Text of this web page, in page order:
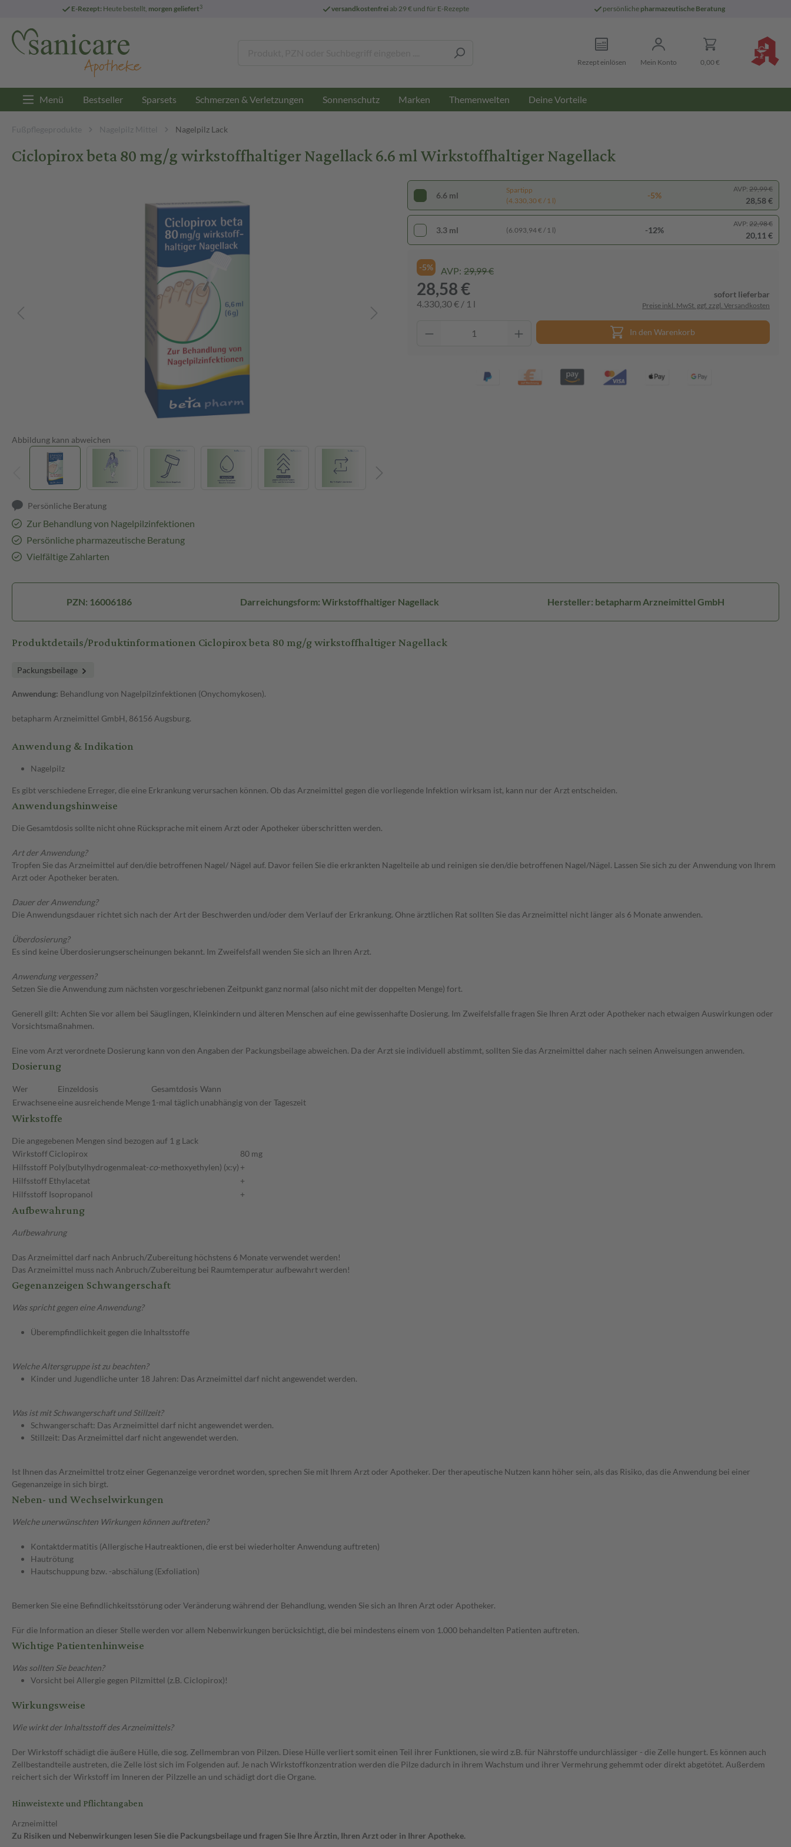
E-Rezept: Heute bestellt, morgen geliefert3 versandkostenfreiab 29 € und für E-Rezepte persönliche pharmazeutische Beratung
Rezept einlösen Mein Konto 0,00 €
Menü Bestseller Sparsets Schmerzen & Verletzungen Sonnenschutz Marken Themenwelten Deine Vorteile
Fußpflegeprodukte Nagelpilz Mittel Nagelpilz Lack
Ciclopirox beta 80 mg/g wirkstoffhaltiger Nagellack 6.6 ml Wirkstoffhaltiger Nagellack
Abbildung kann abweichen
Persönliche Beratung
Zur Behandlung von Nagelpilzinfektionen
Persönliche pharmazeutische Beratung
Vielfältige Zahlarten
6.6 ml
Spartipp
(4.330,30 € / 1 l)
-5%
AVP: 29,99 €
28,58 €
3.3 ml (6.093,94 € / 1 l) -12%
AVP: 22,98 €
20,11 €
-5% AVP: 29,99 €
28,58 €
4.330,30 € / 1 l
sofort lieferbar
Preise inkl. MwSt. ggf. zzgl. Versandkosten
In den Warenkorb
PZN: 16006186 Darreichungsform: Wirkstoffhaltiger Nagellack Hersteller: betapharm Arzneimittel GmbH
Produktdetails/Produktinformationen Ciclopirox beta 80 mg/g wirkstoffhaltiger Nagellack
Packungsbeilage
Anwendung: Behandlung von Nagelpilzinfektionen (Onychomykosen).
betapharm Arzneimittel GmbH, 86156 Augsburg.
Anwendung & Indikation
Nagelpilz
Es gibt verschiedene Erreger, die eine Erkrankung verursachen können. Ob das Arzneimittel gegen die vorliegende Infektion wirksam ist, kann nur der Arzt entscheiden.
Anwendungshinweise
Die Gesamtdosis sollte nicht ohne Rücksprache mit einem Arzt oder Apotheker überschritten werden.
Art der Anwendung?
Tropfen Sie das Arzneimittel auf den/die betroffenen Nagel/ Nägel auf. Davor feilen Sie die erkrankten Nagelteile ab und reinigen sie den/die betroffenen Nagel/Nägel. Lassen Sie sich zu der Anwendung von Ihrem
Arzt oder Apotheker beraten.
Dauer der Anwendung?
Die Anwendungsdauer richtet sich nach der Art der Beschwerden und/oder dem Verlauf der Erkrankung. Ohne ärztlichen Rat sollten Sie das Arzneimittel nicht länger als 6 Monate anwenden.
Überdosierung?
Es sind keine Überdosierungserscheinungen bekannt. Im Zweifelsfall wenden Sie sich an Ihren Arzt.
Anwendung vergessen?
Setzen Sie die Anwendung zum nächsten vorgeschriebenen Zeitpunkt ganz normal (also nicht mit der doppelten Menge) fort.
Generell gilt: Achten Sie vor allem bei Säuglingen, Kleinkindern und älteren Menschen auf eine gewissenhafte Dosierung. Im Zweifelsfalle fragen Sie Ihren Arzt oder Apotheker nach etwaigen Auswirkungen oder
Vorsichtsmaßnahmen.
Eine vom Arzt verordnete Dosierung kann von den Angaben der Packungsbeilage abweichen. Da der Arzt sie individuell abstimmt, sollten Sie das Arzneimittel daher nach seinen Anweisungen anwenden.
Dosierung
Wer Einzeldosis Gesamtdosis Wann
Erwachseneeine ausreichende Menge 1-mal täglich unabhängig von der Tageszeit
Wirkstoffe
Die angegebenen Mengen sind bezogen auf 1 g Lack
WirkstoffCiclopirox
80 mg
Hilfsstoff Poly(butylhydrogenmaleat-co-methoxyethylen) (x:y) +
Hilfsstoff Ethylacetat
+
Hilfsstoff Isopropanol +
Aufbewahrung
Aufbewahrung
Das Arzneimittel darf nach Anbruch/Zubereitung höchstens 6 Monate verwendet werden!
Das Arzneimittel muss nach Anbruch/Zubereitung bei Raumtemperatur aufbewahrt werden!
Gegenanzeigen Schwangerschaft
Was spricht gegen eine Anwendung?
Überempfindlichkeit gegen die Inhaltsstoffe
Welche Altersgruppe ist zu beachten?
Kinder und Jugendliche unter 18 Jahren: Das Arzneimittel darf nicht angewendet werden.
Was ist mit Schwangerschaft und Stillzeit?
Schwangerschaft: Das Arzneimittel darf nicht angewendet werden.
Stillzeit: Das Arzneimittel darf nicht angewendet werden.
Ist Ihnen das Arzneimittel trotz einer Gegenanzeige verordnet worden, sprechen Sie mit Ihrem Arzt oder Apotheker. Der therapeutische Nutzen kann höher sein, als das Risiko, das die Anwendung bei einer
Gegenanzeige in sich birgt.
Neben- und Wechselwirkungen
Welche unerwünschten Wirkungen können auftreten?
Kontaktdermatitis (Allergische Hautreaktionen, die erst bei wiederholter Anwendung auftreten)
Hautrötung
Hautschuppung bzw. -abschälung (Exfoliation)
Bemerken Sie eine Befindlichkeitsstörung oder Veränderung während der Behandlung, wenden Sie sich an Ihren Arzt oder Apotheker.
Für die Information an dieser Stelle werden vor allem Nebenwirkungen berücksichtigt, die bei mindestens einem von 1.000 behandelten Patienten auftreten.
Wichtige Patientenhinweise
Was sollten Sie beachten?
Vorsicht bei Allergie gegen Pilzmittel (z.B. Ciclopirox)!
Wirkungsweise
Wie wirkt der Inhaltsstoff des Arzneimittels?
Der Wirkstoff schädigt die äußere Hülle, die sog. Zellmembran von Pilzen. Diese Hülle verliert somit einen Teil ihrer Funktionen, sie wird z.B. für Nährstoffe undurchlässiger - die Zelle hungert. Es können auch
Zellbestandteile austreten, die Zelle löst sich im Folgenden auf. Je nach Wirkstoffkonzentration werden die Pilze dadurch in ihrem Wachstum und ihrer Vermehrung gehemmt oder direkt abgetötet. Außerdem
reichert sich der Wirkstoff im Inneren der Pilzzelle an und schädigt dort die Organe.
Hinweistexte und Pflichtangaben
Arzneimittel
Zu Risiken und Nebenwirkungen lesen Sie die Packungsbeilage und fragen Sie Ihre Ärztin, Ihren Arzt oder in Ihrer Apotheke.